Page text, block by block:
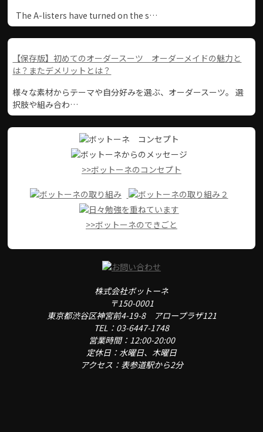
The A-listers have turned on the s…
【保存版】初めてのオーダースーツ オーダーメイドの魅力と
は？またデメリットとは？
様々な素材からテーマや自分好みを選ぶ、オーダースーツ。 選
択肢や組み合わ…
>>ボットーネのコンセプト
>>ボットーネのできごと
株式会社ボットーネ
〒150-0001
東京都渋谷区神宮前4-19-8 アロープラザ121
TEL：03-6447-1748
営業時間：12:00-20:00
定休日：水曜日、木曜日
アクセス：表参道駅から2分